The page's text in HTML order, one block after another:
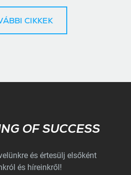
CIKKEK
Subscribe
OF SUCCESS
és értesülj elsőként
és híreinkről!